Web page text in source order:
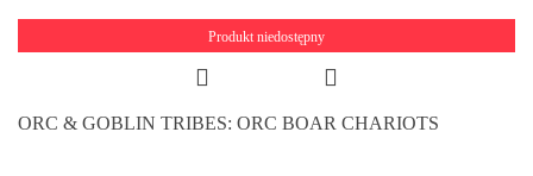
Produkt niedostępny
ORC & GOBLIN TRIBES: ORC BOAR CHARIOTS